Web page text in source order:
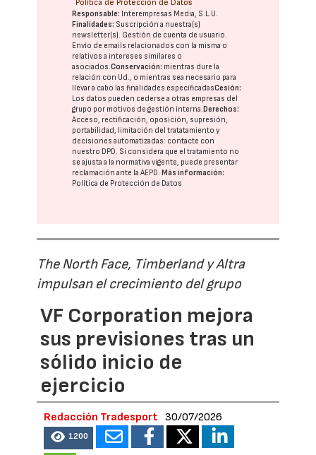
Política de Protección de Datos
Responsable: Interempresas Media, S.L.U.
Finalidades: Suscripción a nuestra(s)
newsletter(s). Gestión de cuenta de usuario.
Envío de emails relacionados con la misma o
relativos a intereses similares o
asociados.Conservación: mientras dure la
relación con Ud., o mientras sea necesario para
llevar a cabo las finalidades especificadasCesión:
Los datos pueden cederse a otras empresas del
grupo por motivos de gestión interna. Derechos:
Acceso, rectificación, oposición, supresión,
portabilidad, limitación del tratatamiento y
decisiones automatizadas: contacte con
nuestro DPD. Si considera que el tratamiento no
se ajusta a la normativa vigente, puede presentar
reclamación ante laAEPD. Más información:
Política de Protección de Datos
The North Face, Timberland y Altra
impulsan el crecimiento del grupo
VF Corporation mejora
sus previsiones tras un
sólido inicio de
ejercicio
Redacción Tradesport 30/07/2026
1200